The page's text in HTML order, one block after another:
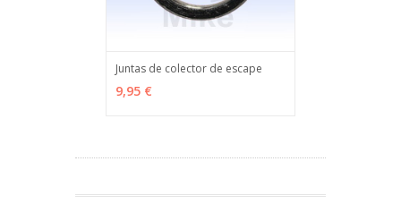
VER OPCIONES
Juntas de colector de escape
9,95 €